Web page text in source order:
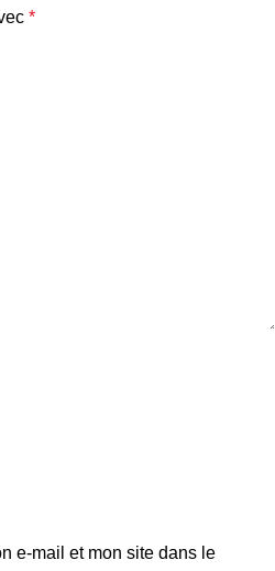
*
e-mail et mon site dans le